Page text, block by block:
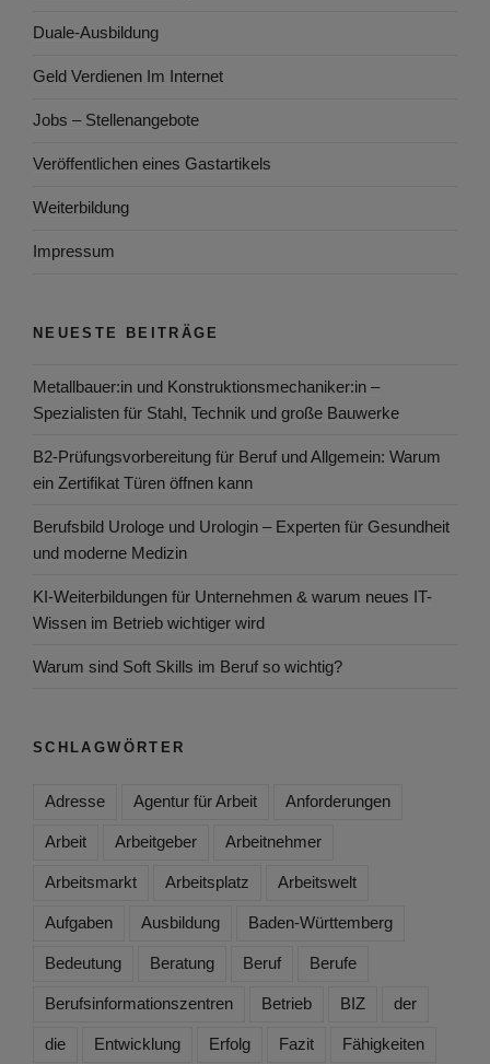
Duale-Ausbildung
Geld Verdienen Im Internet
Jobs – Stellenangebote
Veröffentlichen eines Gastartikels
Weiterbildung
Impressum
NEUESTE BEITRÄGE
Metallbauer:in und Konstruktionsmechaniker:in –
Spezialisten für Stahl, Technik und große Bauwerke
B2-Prüfungsvorbereitung für Beruf und Allgemein: Warum
ein Zertifikat Türen öffnen kann
Berufsbild Urologe und Urologin – Experten für Gesundheit
und moderne Medizin
KI-Weiterbildungen für Unternehmen & warum neues IT-
Wissen im Betrieb wichtiger wird
Warum sind Soft Skills im Beruf so wichtig?
SCHLAGWÖRTER
Adresse Agentur für Arbeit Anforderungen
Arbeit Arbeitgeber Arbeitnehmer
Arbeitsmarkt Arbeitsplatz Arbeitswelt
Aufgaben Ausbildung Baden-Württemberg
Bedeutung Beratung Beruf Berufe
Berufsinformationszentren Betrieb BIZ der
die Entwicklung Erfolg Fazit Fähigkeiten